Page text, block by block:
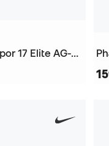
Air Zoom Mercurial Vapor 17 Elite AG-Pro Voetbalschoenen